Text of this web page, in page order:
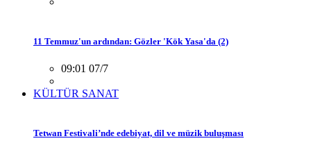
11 Temmuz'un ardından: Gözler 'Kök Yasa'da (2)
09:01 07/7
KÜLTÜR SANAT
Tetwan Festivali’nde edebiyat, dil ve müzik buluşması